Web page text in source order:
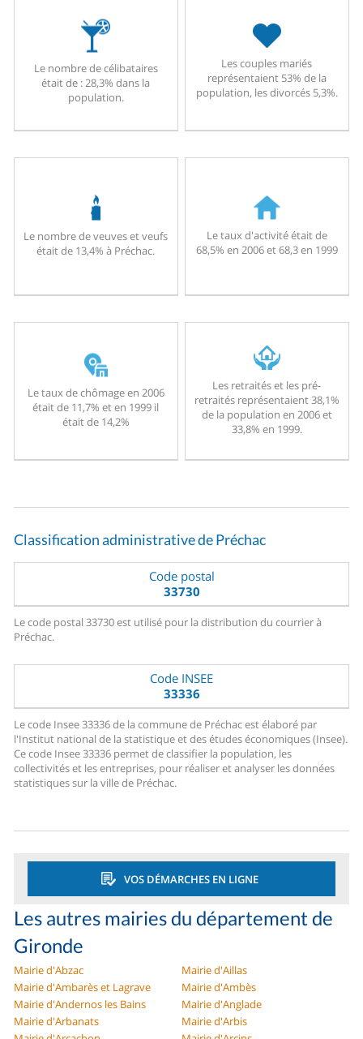
Le nombre de célibataires
était de : 28,3% dans la
population.
Les couples mariés
représentaient 53% de la
population, les divorcés 5,3%.
Le nombre de veuves et veufs
était de 13,4% à Préchac.
Le taux d'activité était de
68,5% en 2006 et 68,3 en 1999
Le taux de chômage en 2006
était de 11,7% et en 1999 il
était de 14,2%
Les retraités et les pré-
retraités représentaient 38,1%
de la population en 2006 et
33,8% en 1999.
Classification administrative de Préchac
Code postal
33730
Le code postal 33730 est utilisé pour la distribution du courrier à
Préchac.
Code INSEE
33336
Le code Insee 33336 de la commune de Préchac est élaboré par
l'Institut national de la statistique et des études économiques (Insee).
Ce code Insee 33336 permet de classifier la population, les
collectivités et les entreprises, pour réaliser et analyser les données
statistiques sur la ville de Préchac.
VOS DÉMARCHES EN LIGNE
Les autres mairies du département de
Gironde
Mairie d'Abzac
Mairie d'Aillas
Mairie d'Ambarès et Lagrave
Mairie d'Ambès
Mairie d'Andernos les Bains
Mairie d'Anglade
Mairie d'Arbanats
Mairie d'Arbis